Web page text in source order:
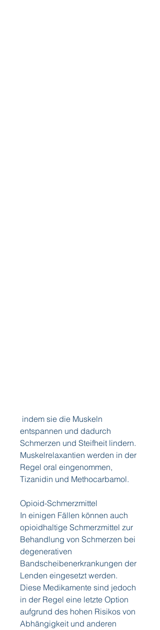
entspannen und dadurch
Schmerzen und Steifheit lindern.
Muskelrelaxantien werden in der
Regel oral eingenommen,
Tizanidin und Methocarbamol.
Opioid-Schmerzmittel
In einigen Fällen können auch
opioidhaltige Schmerzmittel zur
Behandlung von Schmerzen bei
degenerativen
Bandscheibenerkrankungen der
Lenden eingesetzt werden.
Diese Medikamente sind jedoch
in der Regel eine letzte Option
aufgrund des hohen Risikos von
Abhängigkeit und anderen